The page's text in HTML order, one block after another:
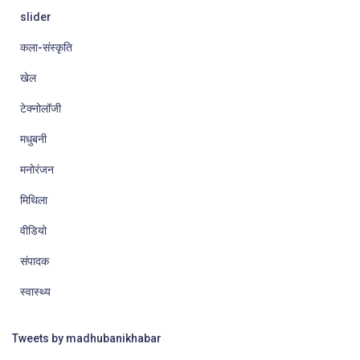
slider
कला-संस्कृति
खेल
टेक्नोलॉजी
मधुबनी
मनोरंजन
मिथिला
वीडियो
संपादक
स्वास्थ्य
Tweets by madhubanikhabar